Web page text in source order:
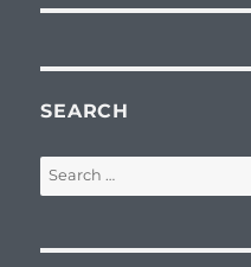
SEARCH
Search
for: